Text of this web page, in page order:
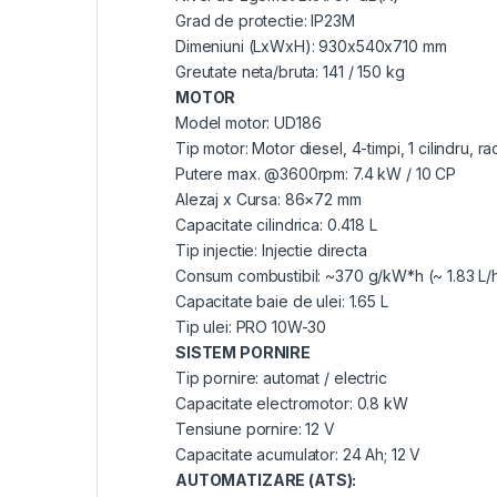
Grad de protectie: IP23M
Dimeniuni (LxWxH): 930x540x710 mm
Greutate neta/bruta: 141 / 150 kg
MOTOR
Model motor: UD186
Tip motor: Motor diesel, 4-timpi, 1 cilindru,
Putere max. @3600rpm: 7.4 kW / 10 CP
Alezaj x Cursa: 86×72 mm
Capacitate cilindrica: 0.418 L
Tip injectie: Injectie directa
Consum combustibil: ~370 g/kW*h (~ 1.83 L/
Capacitate baie de ulei: 1.65 L
Tip ulei: PRO 10W-30
SISTEM PORNIRE
Tip pornire: automat / electric
Capacitate electromotor: 0.8 kW
Tensiune pornire: 12 V
Capacitate acumulator: 24 Ah; 12 V
AUTOMATIZARE (ATS):